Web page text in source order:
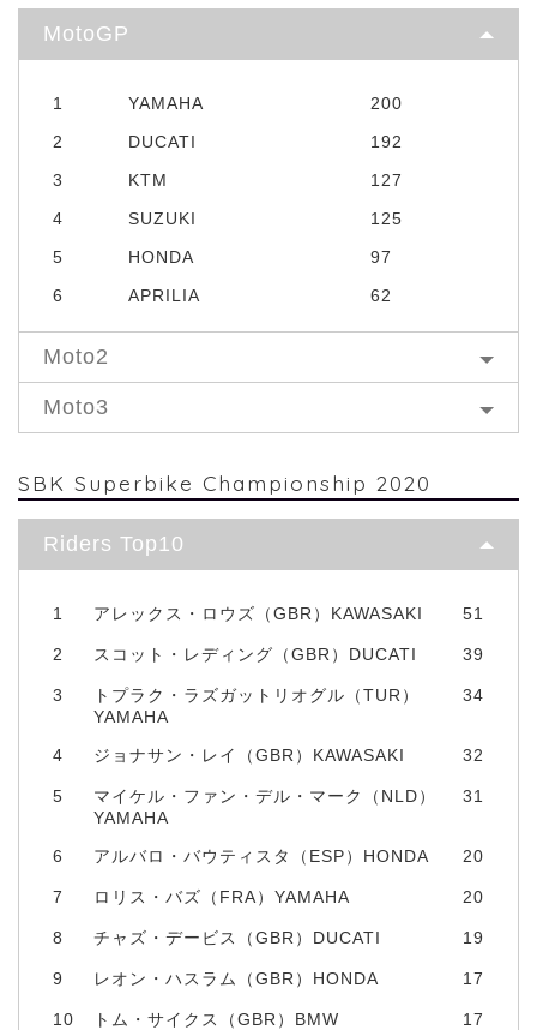
MotoGP
1 YAMAHA
200
2
DUCATI
192
3
KTM
127
4
SUZUKI
125
5
HONDA
97
6
APRILIA 62
Moto2
Moto3
SBK Superbike Championship 2020
Riders Top10
1 アレックス・ロウズ（GBR）KAWASAKI 51
2 スコット・レディング（GBR）DUCATI 39
3
トプラク・ラズガットリオグル（TUR）
YAMAHA
34
4 ジョナサン・レイ（GBR）KAWASAKI 32
5
マイケル・ファン・デル・マーク（NLD）
YAMAHA
31
6 アルバロ・バウティスタ（ESP）HONDA 20
7 ロリス・バズ（FRA）YAMAHA 20
8 チャズ・デービス（GBR）DUCATI 19
9 レオン・ハスラム（GBR）HONDA 17
10 トム・サイクス（GBR）BMW 17